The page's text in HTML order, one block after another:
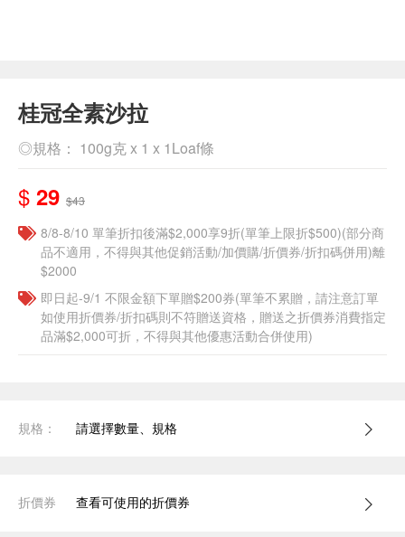
桂冠全素沙拉
◎規格： 100g克 x 1 x 1Loaf條
$ 29 $43
8/8-8/10 單筆折扣後滿$2,000享9折(單筆上限折$500)(部分商
品不適用，不得與其他促銷活動/加價購/折價券/折扣碼併用)離
$2000
即日起-9/1 不限金額下單贈$200券(單筆不累贈，請注意訂單
如使用折價券/折扣碼則不符贈送資格，贈送之折價券消費指定
品滿$2,000可折，不得與其他優惠活動合併使用)
規格： 請選擇數量、規格
折價券 查看可使用的折價券